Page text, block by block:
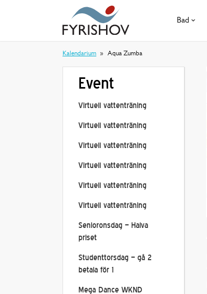
Bad
Kalendarium Aqua Zumba
Event
Virtuell vattenträning
Virtuell vattenträning
Virtuell vattenträning
Virtuell vattenträning
Virtuell vattenträning
Virtuell vattenträning
Senioronsdag – Halva
priset
Studenttorsdag – gå 2
betala för 1
Mega Dance WKND